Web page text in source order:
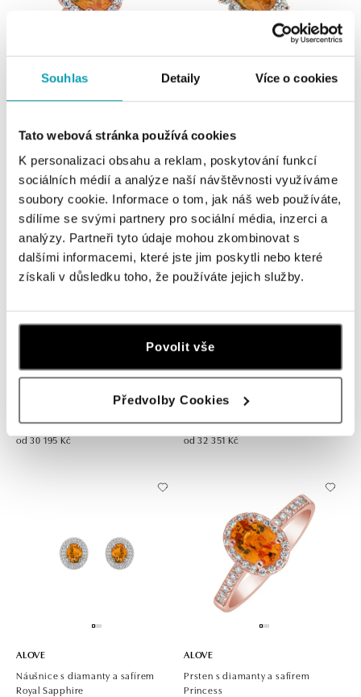
Souhlas Detaily Více o cookies
Tato webová stránka používá cookies
K personalizaci obsahu a reklam, poskytování funkcí
sociálních médií a analýze naší návštěvnosti využíváme
soubory cookie. Informace o tom, jak náš web používáte,
sdílíme se svými partnery pro sociální média, inzerci a
analýzy. Partneři tyto údaje mohou zkombinovat s
dalšími informacemi, které jste jim poskytli nebo které
získali v důsledku toho, že používáte jejich služby.
Povolit vše
Předvolby Cookies
Princess
od 32 136 Kč
Princess
od 42 924 Kč
ALOVE
Náušnice se safírem a diamanty
od 30 195 Kč
ALOVE
Prsten se safírem a diamanty
od 32 351 Kč
ALOVE
Náušnice s diamanty a safírem
Royal Sapphire
ALOVE
Prsten s diamanty a safírem
Princess